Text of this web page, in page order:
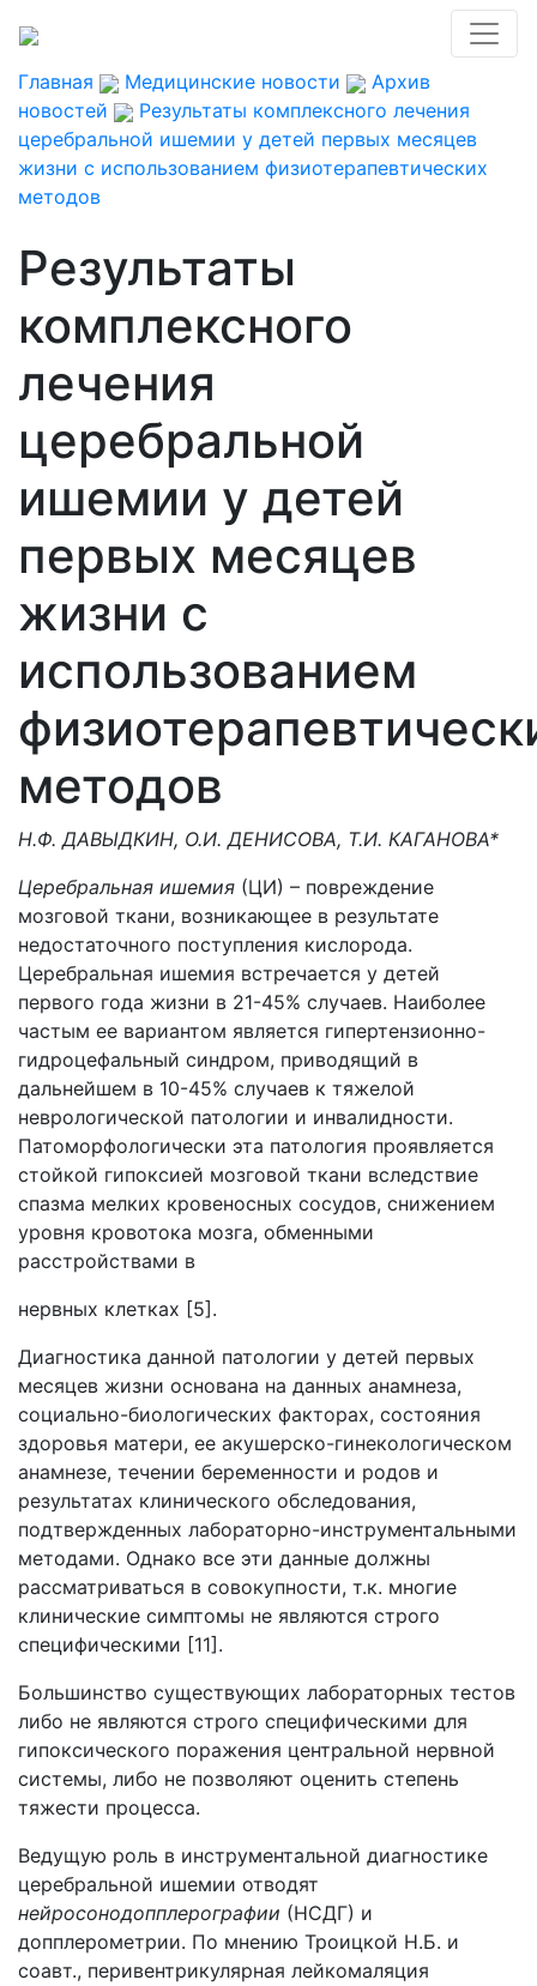
Главная Медицинские новости
Архив
новостей
Результаты комплексного лечения
церебральной ишемии у детей первых месяцев
жизни с использованием физиотерапевтических
методов
Результаты
комплексного
лечения
церебральной
ишемии у детей
первых месяцев
жизни с
использованием
методов
Н.Ф. ДАВЫДКИН, О.И. ДЕНИСОВА, Т.И. КАГАНОВА*
Церебральная ишемия (ЦИ) – повреждение
мозговой ткани, возникающее в результате
недостаточного поступления кислорода.
Церебральная ишемия встречается у детей
первого года жизни в 21-45% случаев. Наиболее
частым ее вариантом является гипертензионно-
гидроцефальный синдром, приводящий в
дальнейшем в 10-45% случаев к тяжелой
неврологической патологии и инвалидности.
Патоморфологически эта патология проявляется
стойкой гипоксией мозговой ткани вследствие
спазма мелких кровеносных сосудов, снижением
уровня кровотока мозга, обменными
расстройствами в
нервных клетках [5].
Диагностика данной патологии у детей первых
месяцев жизни основана на данных анамнеза,
социально-биологических факторах, состояния
здоровья матери, ее акушерско-гинекологическом
анамнезе, течении беременности и родов и
результатах клинического обследования,
подтвержденных лабораторно-инструментальными
методами. Однако все эти данные должны
рассматриваться в совокупности, т.к. многие
клинические симптомы не являются строго
специфическими [11].
Большинство существующих лабораторных тестов
либо не являются строго специфическими для
гипоксического поражения центральной нервной
системы, либо не позволяют оценить степень
тяжести процесса.
Ведущую роль в инструментальной диагностике
церебральной ишемии отводят
нейросонодопплерографии (НСДГ) и
допплерометрии. По мнению Троицкой Н.Б. и
соавт., перивентрикулярная лейкомаляция